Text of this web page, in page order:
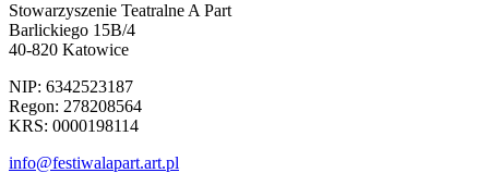
Stowarzyszenie Teatralne A Part
Barlickiego 15B/4
40-820 Katowice
NIP: 6342523187
Regon: 278208564
KRS: 0000198114
info@festiwalapart.art.pl